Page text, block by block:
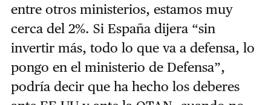
entre otros ministerios, estamos muy
cerca del 2%. Si España dijera “sin
invertir más, todo lo que va a defensa, lo
pongo en el ministerio de Defensa”,
podría decir que ha hecho los deberes